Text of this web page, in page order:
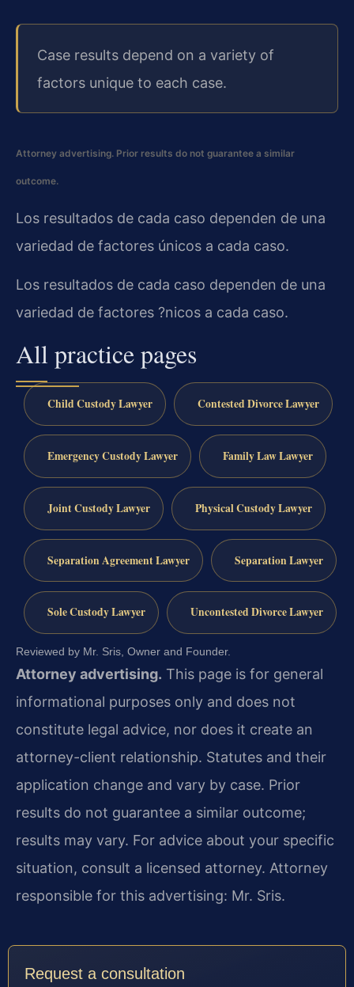
Case results depend on a variety of
factors unique to each case.
Attorney advertising. Prior results do not guarantee a similar
outcome.
Los resultados de cada caso dependen de una
variedad de factores únicos a cada caso.
Los resultados de cada caso dependen de una
variedad de factores ?nicos a cada caso.
All practice pages
Child Custody Lawyer Contested Divorce Lawyer
Emergency Custody Lawyer Family Law Lawyer
Joint Custody Lawyer Physical Custody Lawyer
Separation Agreement Lawyer Separation Lawyer
Sole Custody Lawyer Uncontested Divorce Lawyer
Reviewed by Mr. Sris, Owner and Founder.
Attorney advertising. This page is for general
informational purposes only and does not
constitute legal advice, nor does it create an
attorney-client relationship. Statutes and their
application change and vary by case. Prior
results do not guarantee a similar outcome;
results may vary. For advice about your specific
situation, consult a licensed attorney. Attorney
responsible for this advertising: Mr. Sris.
Request a consultation